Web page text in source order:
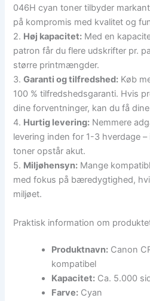
046H cyan toner tilbyder
på kompromis med kvalitet og
2. Høj kapacitet: Med en
patron får du flere udskrifter pr.
større printmængder.
3.Garanti og tilfredshed: Køb
100 % tilfredshedsgaranti. Hvis
dine forventninger, kan du få
4. Hurtig levering: Nemmere
levering inden for 1-3 hverdage
toner opstår akut.
5. Miljøhensyn: Mange
med fokus på bæredygtighed,
miljøet.
Praktisk information om
Produktnavn: Canon
kompatibel
Kapacitet: Ca. 5.000
Farve: Cyan